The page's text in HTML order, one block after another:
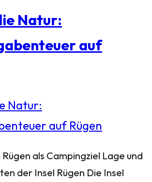
Natur:
auf
als Campingziel Lage und
der Insel Rügen Die Insel